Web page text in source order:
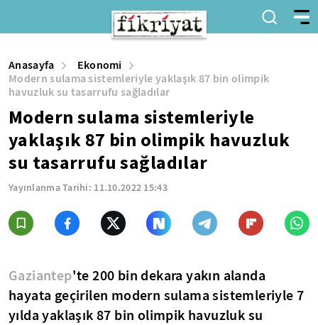
Anasayfa
Ekonomi
Modern sulama sistemleriyle yaklaşık 87 bin olimpik
havuzluk su tasarrufu sağladılar
Modern sulama sistemleriyle
yaklaşık 87 bin olimpik havuzluk
su tasarrufu sağladılar
Yayınlanma Tarihi: 11.10.2022 15:43
Gaziantep'te 200 bin dekara yakın alanda
hayata geçirilen modern sulama sistemleriyle 7
yılda yaklaşık 87 bin olimpik havuzluk su